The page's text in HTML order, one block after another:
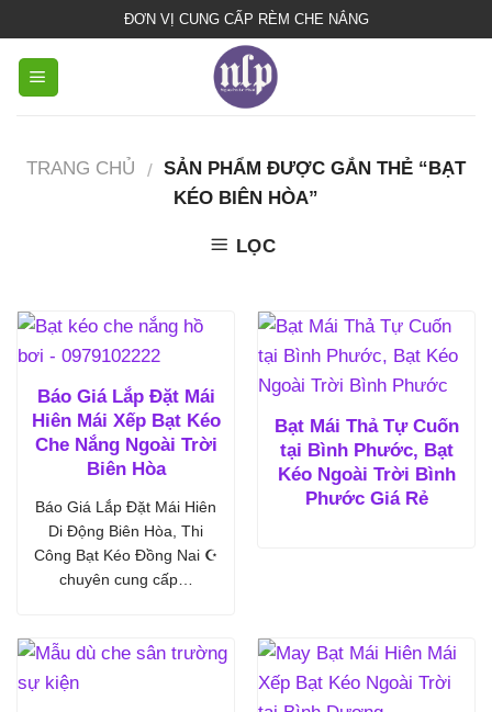
che
nắng
mưa
ĐƠN VỊ CUNG CẤP RÈM CHE NẮNG
TRANG CHỦ / SẢN PHẨM ĐƯỢC GẮN THẺ “BẠT
KÉO BIÊN HÒA”
LỌC
Báo Giá Lắp Đặt Mái
Hiên Mái Xếp Bạt Kéo
Che Nắng Ngoài Trời
Biên Hòa
Báo Giá Lắp Đặt Mái Hiên
Di Động Biên Hòa, Thi
Công Bạt Kéo Đồng Nai ☪
chuyên cung cấp…
Bạt Mái Thả Tự Cuốn
tại Bình Phước, Bạt
Kéo Ngoài Trời Bình
Phước Giá Rẻ